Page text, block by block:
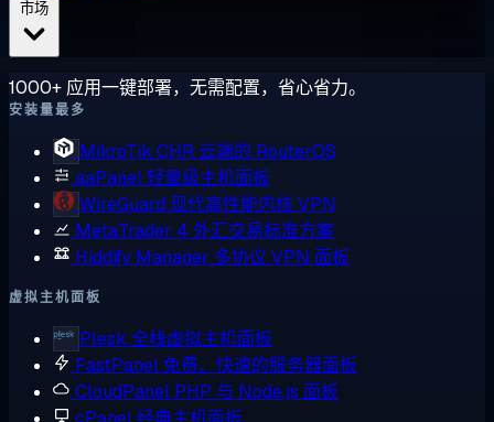
1000+ 应用一键部署，无需配置，省心省力。
安装量最多
MikroTik CHR 云端的 RouterOS
aaPanel轻量级主机面板
WireGuard 现代高性能内核 VPN
MetaTrader 4 外汇交易标准方案
Hiddify Manager 多协议 VPN 面板
虚拟主机面板
Plesk 全栈虚拟主机面板
FastPanel 免费、快速的服务器面板
CloudPanel PHP 与 Node.js 面板